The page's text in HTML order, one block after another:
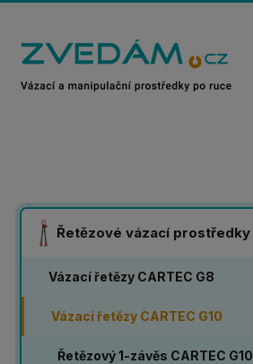
Řetězové vázací prostředky
Vázací řetězy CARTEC G8
Vázací řetězy CARTEC G10
Řetězový 1-závěs CARTEC G10